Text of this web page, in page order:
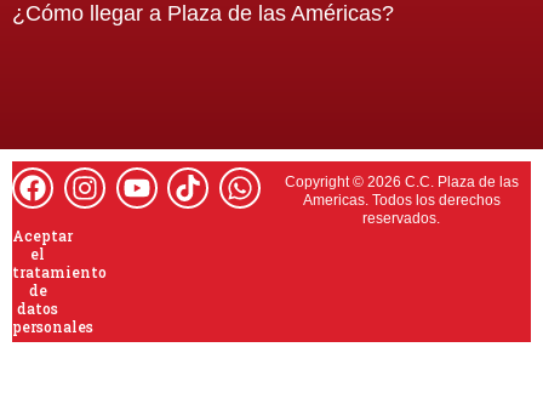
¿Cómo llegar a Plaza de las Américas?
Copyright © 2026 C.C. Plaza de las
Americas. Todos los derechos
reservados.
Aceptar
el
tratamiento
de
datos
personales